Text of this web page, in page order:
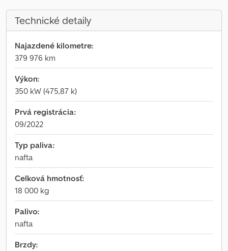
Technické detaily
Najazdené kilometre:
379 976 km
Výkon:
350 kW (475,87 k)
Prvá registrácia:
09/2022
Typ paliva:
nafta
Celková hmotnosť:
18 000 kg
Palivo:
nafta
Brzdy: